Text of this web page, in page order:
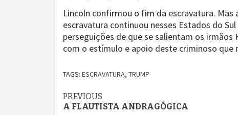
Lincoln confirmou o fim da escravatura. Mas
escravatura continuou nesses Estados do
perseguições de que se salientam os
com o estímulo e apoio deste criminoso
TAGS: ESCRAVATURA, TRUMP
Continue
PREVIOUS
A FLAUTISTA ANDRAGÓGICA